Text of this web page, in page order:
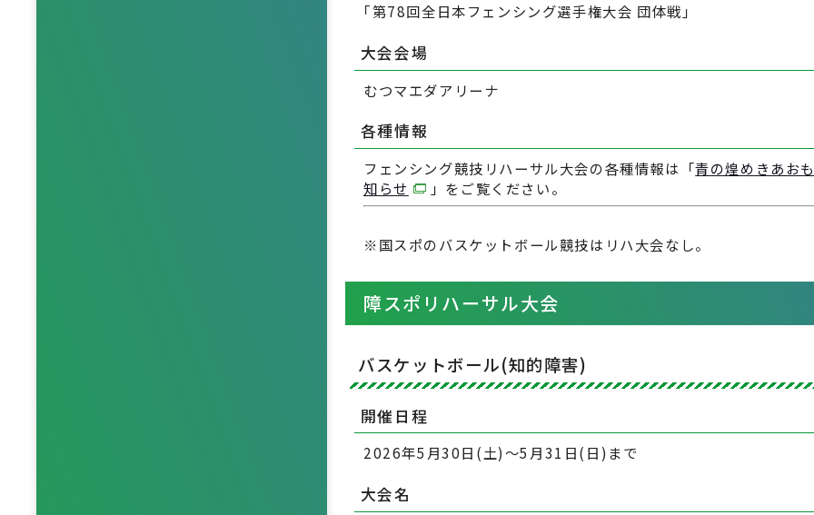
｢第78回全日本フェンシング選手権大会 団体戦｣
大会会場
むつマエダアリーナ
各種情報
フェンシング競技リハーサル大会の各種情報は「青の煌めきあお
知らせ
」をご覧ください。
※国スポのバスケットボール競技はリハ大会なし。
障スポリハーサル大会
バスケットボール(知的障害)
開催日程
2026年5月30日(土)～5月31日(日)まで
大会名